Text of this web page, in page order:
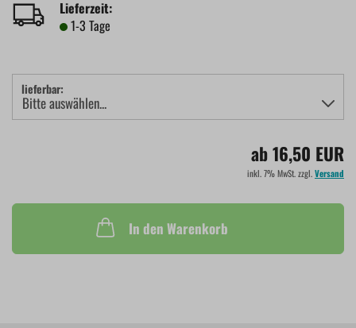
Lieferzeit:
1-3 Tage
lieferbar:
ab 16,50 EUR
inkl. 7% MwSt. zzgl.Versand
In den Warenkorb